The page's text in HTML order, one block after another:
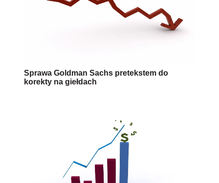
Sprawa Goldman Sachs pretekstem do
korekty na giełdach